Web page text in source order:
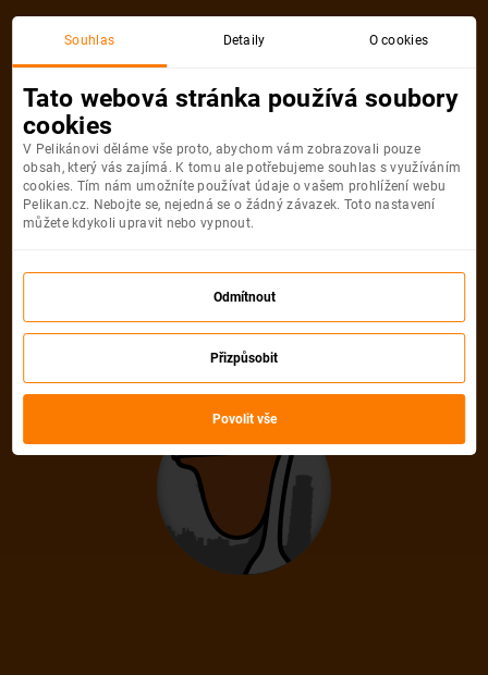
Akční letenka
Litujeme, akční letenka do města už
není dostupná
Vybrat jinou akční letenku
Souhlas Detaily O cookies
Tato webová stránka používá soubory
cookies
V Pelikánovi děláme vše proto, abychom vám zobrazovali pouze
obsah, který vás zajímá. K tomu ale potřebujeme souhlas s využíváním
cookies. Tím nám umožníte používat údaje o vašem prohlížení webu
Pelikan.cz. Nebojte se, nejedná se o žádný závazek. Toto nastavení
můžete kdykoli upravit nebo vypnout.
Odmítnout
Přizpůsobit
Povolit vše